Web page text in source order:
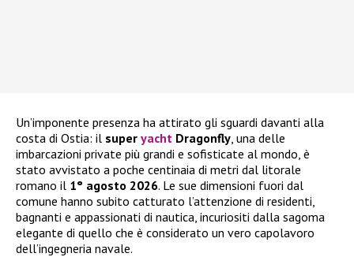
Un’imponente presenza ha attirato gli sguardi davanti alla
costa di Ostia: il super yacht Dragonfly , una delle
imbarcazioni private più grandi e sofisticate al mondo, è
stato avvistato a poche centinaia di metri dal litorale
romano il 1° agosto 2026. Le sue dimensioni fuori dal
comune hanno subito catturato l’attenzione di residenti,
bagnanti e appassionati di nautica, incuriositi dalla sagoma
elegante di quello che è considerato un vero capolavoro
dell’ingegneria navale.